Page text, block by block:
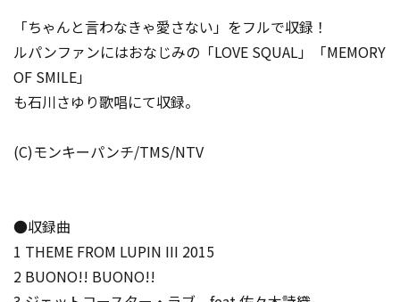
「ちゃんと言わなきゃ愛さない」をフルで収録！
ルパンファンにはおなじみの「LOVE SQUAL」「MEMORY
OF SMILE」
も石川さゆり歌唱にて収録。
(C)モンキーパンチ/TMS/NTV
●収録曲
1 THEME FROM LUPIN III 2015
2 BUONO!! BUONO!!